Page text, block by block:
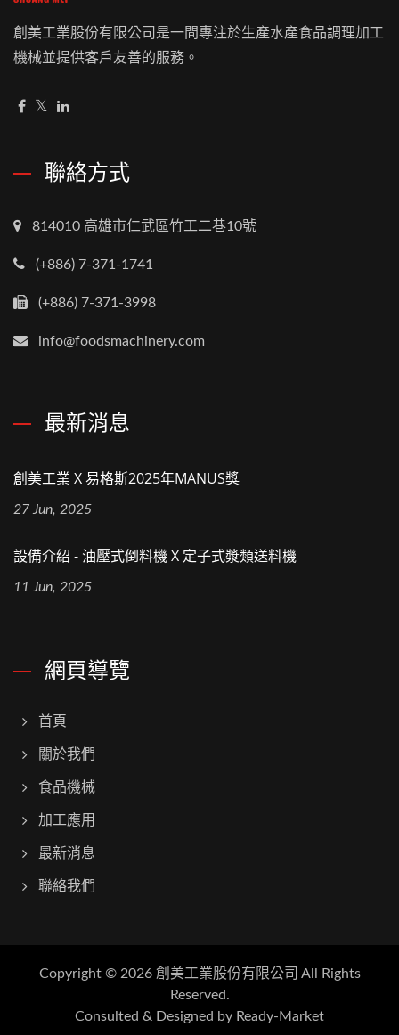
創美工業股份有限公司是一間專注於生產水產食品調理加工
機械並提供客戶友善的服務。
聯絡方式
814010 高雄市仁武區竹工二巷10號
(+886) 7-371-1741
(+886) 7-371-3998
info@foodsmachinery.com
最新消息
創美工業 X 易格斯2025年MANUS獎
27 Jun, 2025
設備介紹 - 油壓式倒料機 X 定子式漿類送料機
11 Jun, 2025
網頁導覽
首頁
關於我們
食品機械
加工應用
最新消息
聯絡我們
Copyright © 2026 創美工業股份有限公司 All Rights
Reserved.
Consulted & Designed by Ready-Market